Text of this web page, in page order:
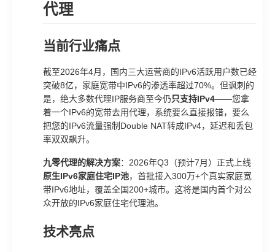
代理
当前行业痛点
截至2026年4月，国内三大运营商的IPv6活跃用户数已经
突破8亿，家庭宽带中IPv6的渗透率超过70%。但讽刺的
是，绝大多数代理IP服务商至今仍只支持IPv4——您拿
着一个IPv6的宽带去用代理，系统要么直接报错，要么
把您的IPv6流量强制Double NAT转成IPv4，延迟和丢包
率双双飙升。
九零代理的解决方案：2026年Q3（预计7月）正式上线
原生IPv6家庭住宅IP池，首批接入300万+个真实家庭宽
带IPv6地址，覆盖全国200+城市。这将是国内首个对公
众开放的IPv6家庭住宅代理池。
技术亮点